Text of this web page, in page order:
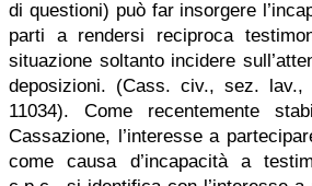
di questioni) può far insorgere
parti a rendersi reciproca
situazione soltanto incidere
deposizioni. (Cass. civ., sez. lav.,
11034). Come recentemente
Cassazione, l’interesse a
come causa d’incapacità a